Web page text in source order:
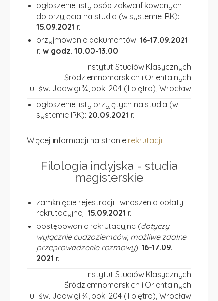
ogłoszenie listy osób zakwalifikowanych
do przyjęcia na studia (w systemie IRK):
15.09.2021 r.
przyjmowanie dokumentów: 16-17.09.2021
r. w godz. 10.00-13.00
Instytut Studiów Klasycznych
Śródziemnomorskich i Orientalnych
ul. św. Jadwigi ¾, pok. 204 (II piętro), Wrocław
ogłoszenie listy przyjętych na studia (w
systemie IRK): 20.09.2021 r.
Więcej informacji na stronie rekrutacji.
Filologia indyjska - studia
magisterskie
zamknięcie rejestracji i wnoszenia opłaty
rekrutacyjnej: 15.09.2021 r.
postępowanie rekrutacyjne (dotyczy
wyłącznie cudzoziemców, możliwe zdalne
przeprowadzenie rozmowy): 16-17.09.
2021 r.
Instytut Studiów Klasycznych
Śródziemnomorskich i Orientalnych
ul. św. Jadwigi ¾, pok. 204 (II piętro), Wrocław